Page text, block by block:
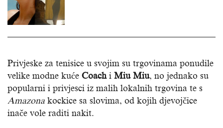
Privjeske za tenisice u svojim su trgovinama ponudile
velike modne kuće Coachi Miu Miu, no jednako su
popularni i privjesci iz malih lokalnih trgovina te s
Amazona kockice sa slovima, od kojih djevojčice
inače vole raditi nakit.